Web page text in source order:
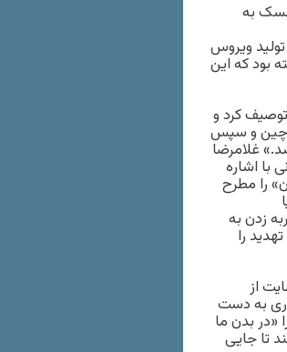
به
ویروس
بود که این
کرد و
چین و سپس
غلامرضا
با اشاره
را مطرح
زدن به
را
از
به دست
بدن ما
تا جایی